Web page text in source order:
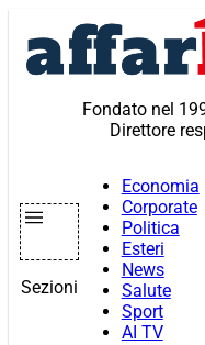
contenuto
Fondato nel
Direttore
Sezioni
Economia
Corporate
Politica
Esteri
News
Salute
Sport
AI TV